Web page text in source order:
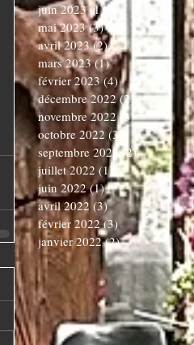
juin 2023 (1)1 post
mai 2023 (3)3 posts
avril 2023 (2)2 posts
mars 2023 (1)1 post
février 2023 (4)4 posts
décembre 2022 (2) 2 posts
novembre 2022 (3)3 posts
octobre 2022 (3) 3 posts
septembre 2022 (2)2 posts
juillet 2022 (1) 1 post
juin 2022 (1)1 post
avril 2022 (3)3 posts
février 2022 (3)3 posts
janvier 2022 (2)2 posts